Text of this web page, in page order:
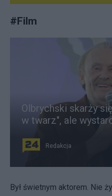
#Film
Olbrychski skarży
w twarz", ale
Redakcja
Był świetnym aktorem. Nie